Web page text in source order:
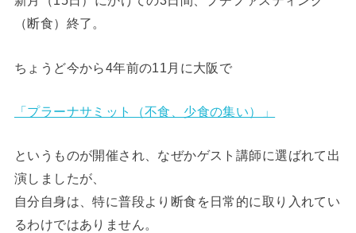
（断食）終了。
ちょうど今から4年前の11月に大阪で
「プラーナサミット（不食、少食の集い）」
というものが開催され、なぜかゲスト講師に選ばれて出
演しましたが、
自分自身は、特に普段より断食を日常的に取り入れてい
るわけではありません。